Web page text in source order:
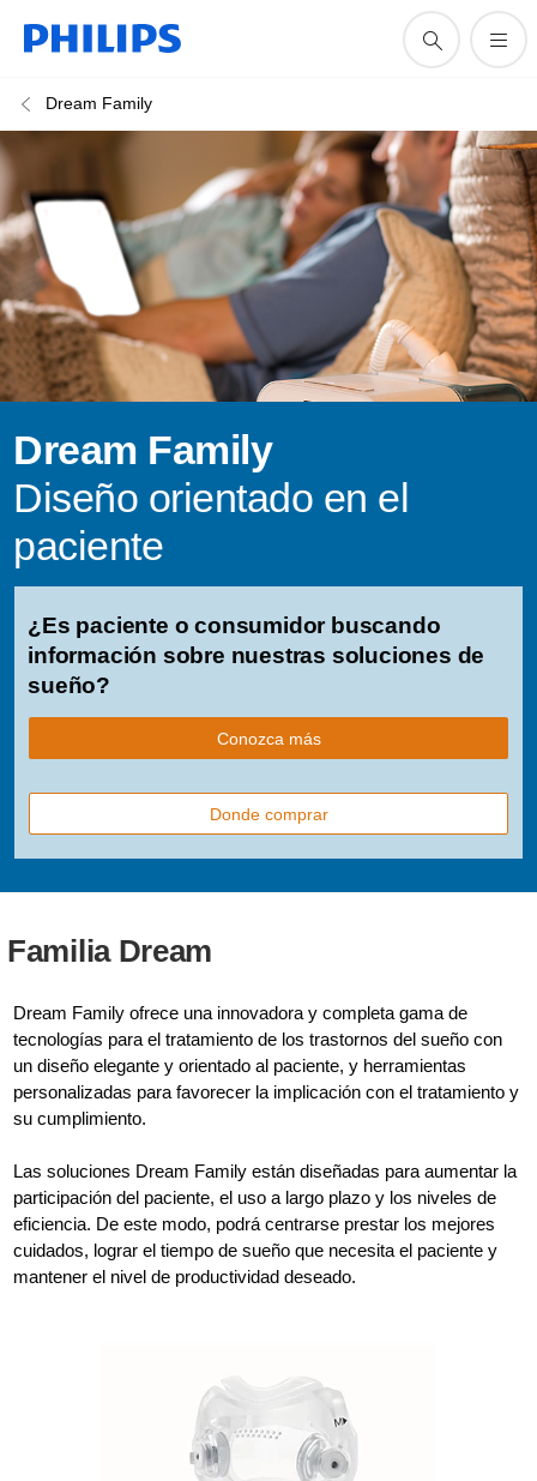
Dream Family
Dream Family
Diseño orientado en el
paciente
¿Es paciente o consumidor buscando
información sobre nuestras soluciones de
sueño?
Conozca más
Donde comprar
Familia Dream
Dream Family ofrece una innovadora y completa gama de
tecnologías para el tratamiento de los trastornos del sueño con
un diseño elegante y orientado al paciente, y herramientas
personalizadas para favorecer la implicación con el tratamiento y
su cumplimiento.
Las soluciones Dream Family están diseñadas para aumentar la
participación del paciente, el uso a largo plazo y los niveles de
eficiencia. De este modo, podrá centrarse prestar los mejores
cuidados, lograr el tiempo de sueño que necesita el paciente y
mantener el nivel de productividad deseado.